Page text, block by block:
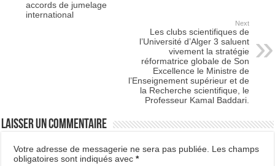
accords de jumelage
international
Next
Les clubs scientifiques de
l’Université d’Alger 3 saluent
vivement la stratégie
réformatrice globale de Son
Excellence le Ministre de
l’Enseignement supérieur et de
la Recherche scientifique, le
Professeur Kamal Baddari.
Laisser un commentaire
Votre adresse de messagerie ne sera pas publiée. Les champs
obligatoires sont indiqués avec*